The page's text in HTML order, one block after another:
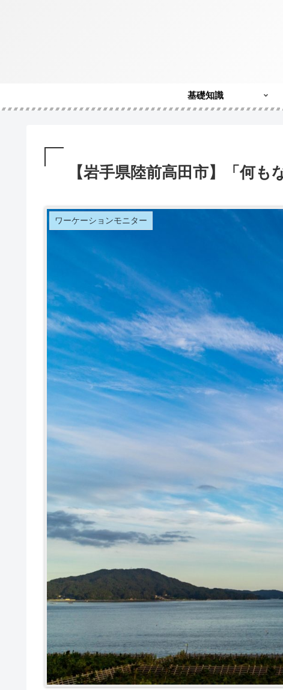
基礎知識
【岩手県陸前高田市】「何
ワーケーションモニター